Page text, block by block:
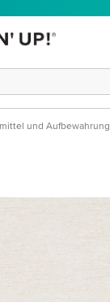
und Aufbewahrung